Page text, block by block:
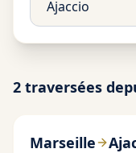
2 traversées
Marseille